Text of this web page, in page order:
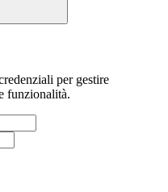
per gestire
funzionalità.